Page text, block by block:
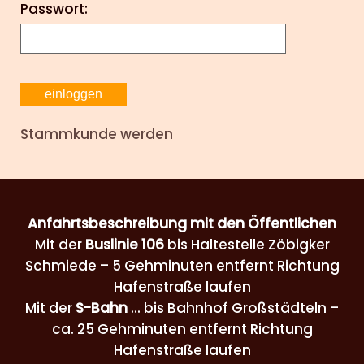
Passwort:
Stammkunde werden
Anfahrtsbeschreibung mit den Öffentlichen
Mit der Buslinie 106bis Haltestelle Zöbigker
Schmiede – 5 Gehminuten entfernt Richtung
Hafenstraße laufen
Mit der S-Bahn ... bis Bahnhof Großstädteln –
ca. 25 Gehminuten entfernt Richtung
Hafenstraße laufen